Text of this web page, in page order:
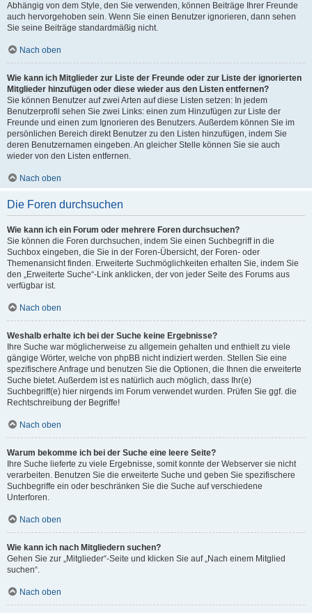
Abhängig von dem Style, den Sie verwenden, können Beiträge Ihrer Freunde
auch hervorgehoben sein. Wenn Sie einen Benutzer ignorieren, dann sehen
Sie seine Beiträge standardmäßig nicht.
Nach oben
Wie kann ich Mitglieder zur Liste der Freunde oder zur Liste der ignorierten
Mitglieder hinzufügen oder diese wieder aus den Listen entfernen?
Sie können Benutzer auf zwei Arten auf diese Listen setzen: In jedem
Benutzerprofil sehen Sie zwei Links: einen zum Hinzufügen zur Liste der
Freunde und einen zum Ignorieren des Benutzers. Außerdem können Sie im
persönlichen Bereich direkt Benutzer zu den Listen hinzufügen, indem Sie
deren Benutzernamen eingeben. An gleicher Stelle können Sie sie auch
wieder von den Listen entfernen.
Nach oben
Die Foren durchsuchen
Wie kann ich ein Forum oder mehrere Foren durchsuchen?
Sie können die Foren durchsuchen, indem Sie einen Suchbegriff in die
Suchbox eingeben, die Sie in der Foren-Übersicht, der Foren- oder
Themenansicht finden. Erweiterte Suchmöglichkeiten erhalten Sie, indem Sie
den „Erweiterte Suche“-Link anklicken, der von jeder Seite des Forums aus
verfügbar ist.
Nach oben
Weshalb erhalte ich bei der Suche keine Ergebnisse?
Ihre Suche war möglicherweise zu allgemein gehalten und enthielt zu viele
gängige Wörter, welche von phpBB nicht indiziert werden. Stellen Sie eine
spezifischere Anfrage und benutzen Sie die Optionen, die Ihnen die erweiterte
Suche bietet. Außerdem ist es natürlich auch möglich, dass Ihr(e)
Suchbegriff(e) hier nirgends im Forum verwendet wurden. Prüfen Sie ggf. die
Rechtschreibung der Begriffe!
Nach oben
Warum bekomme ich bei der Suche eine leere Seite?
Ihre Suche lieferte zu viele Ergebnisse, somit konnte der Webserver sie nicht
verarbeiten. Benutzen Sie die erweiterte Suche und geben Sie spezifischere
Suchbegriffe ein oder beschränken Sie die Suche auf verschiedene
Unterforen.
Nach oben
Wie kann ich nach Mitgliedern suchen?
Gehen Sie zur „Mitglieder“-Seite und klicken Sie auf „Nach einem Mitglied
suchen“.
Nach oben